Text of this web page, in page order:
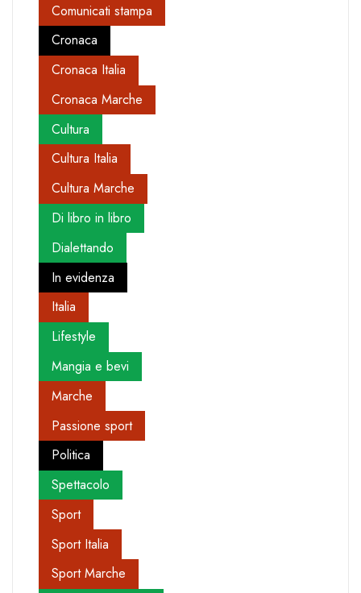
Comunicati stampa
Cronaca
Cronaca Italia
Cronaca Marche
Cultura
Cultura Italia
Cultura Marche
Di libro in libro
Dialettando
In evidenza
Italia
Lifestyle
Mangia e bevi
Marche
Passione sport
Politica
Spettacolo
Sport
Sport Italia
Sport Marche